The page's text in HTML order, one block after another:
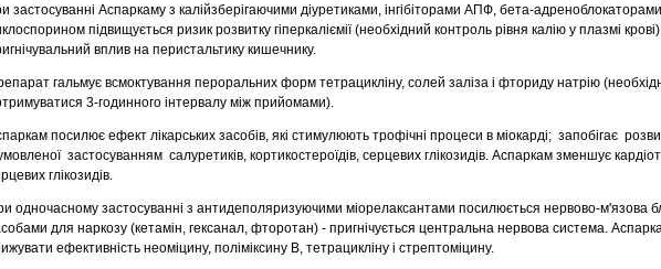
застосуванні Аспаркаму з калійзберігаючими діуретиками, інгібіторами АПФ, бета-
підвищується ризик розвитку гіперкаліємії (необхідний контроль рівня калію у плазмі
вплив на перистальтику кишечнику.
гальмує всмоктування пероральних форм тетрацикліну, солей заліза і фториду натрію
3-годинного інтервалу між прийомами).
посилює ефект лікарських засобів, які стимулюють трофічні процеси в міокарді; запобігає
застосуванням салуретиків, кортикостероїдів, серцевих глікозидів. Аспаркам зменшує
глікозидів.
одночасному застосуванні з антидеполяризуючими міорелаксантами посилюється нервово-м'язова
для наркозу (кетамін, гексанал, фторотан) - пригнічується центральна нервова система.
ефективність неоміцину, поліміксину В, тетрацикліну і стрептоміцину.